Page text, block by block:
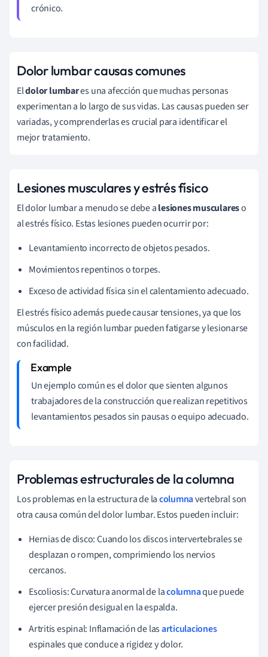
crónico.
Dolor lumbar causas comunes
Eldolor lumbares una afección que muchas personas
experimentan a lo largo de sus vidas. Las causas pueden ser
variadas, y comprenderlas es crucial para identificar el
mejor tratamiento.
Lesiones musculares y estrés físico
El dolor lumbar a menudo se debe alesiones musculareso
al estrés físico. Estas lesiones pueden ocurrir por:
Levantamiento incorrecto de objetos pesados.
Movimientos repentinos o torpes.
Exceso de actividad física sin el calentamiento adecuado.
El estrés físico además puede causar tensiones, ya que los
músculos en la región lumbar pueden fatigarse y lesionarse
con facilidad.
Un ejemplo común es el dolor que sienten algunos
trabajadores de la construcción que realizan repetitivos
levantamientos pesados sin pausas o equipo adecuado.
Problemas estructurales de la columna
Los problemas en la estructura de lacolumnavertebral son
otra causa común del dolor lumbar. Estos pueden incluir:
Hernias de disco: Cuando los discos intervertebrales se
desplazan o rompen, comprimiendo los nervios
cercanos.
Escoliosis: Curvatura anormal de lacolumnaque puede
ejercer presión desigual en la espalda.
Artritis espinal: Inflamación de lasarticulaciones
espinales que conduce a rigidez y dolor.